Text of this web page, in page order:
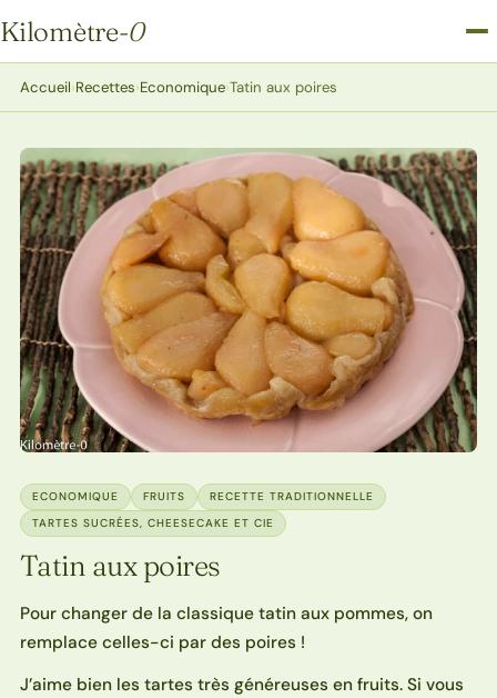
Kilomètre-0
Kilomètre-0
Accueil›Recettes›Economique›Tatin aux poires
ECONOMIQUE FRUITS
RECETTE TRADITIONNELLE
TARTES SUCRÉES, CHEESECAKE ET CIE
Tatin aux poires
Pour changer de la classique tatin aux pommes, on
remplace celles-ci par des poires !
J’aime bien les tartes très généreuses en fruits. Si vous